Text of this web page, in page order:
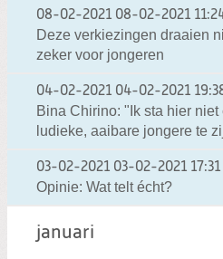
08-02-2021 08-02-2021
Deze verkiezingen draaien
zeker voor jongeren
04-02-2021 04-02-2021
Bina Chirino: "Ik sta hier
ludieke, aaibare jongere te
03-02-2021 03-02-2021 17:31
Opinie: Wat telt écht?
januari